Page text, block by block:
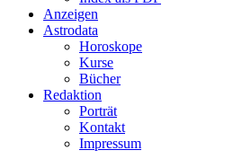
Anzeigen
Astrodata
Horoskope
Kurse
Bücher
Redaktion
Porträt
Kontakt
Impressum